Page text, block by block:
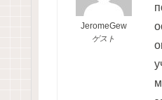
JeromeGew
ゲスト